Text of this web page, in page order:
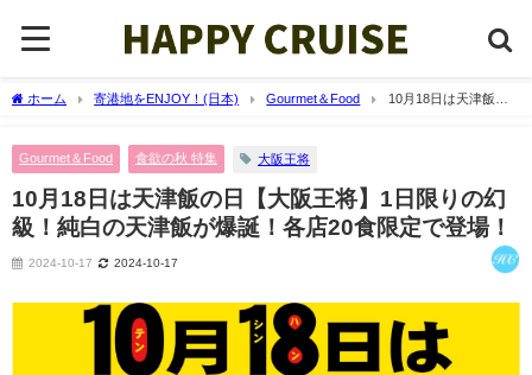
ホーム 寄港地をENJOY！(日本) Gourmet＆Food
10月18日は天津飯の
Gourmet＆Food 食欲の秋 特集 大阪王将
10月18日は天津飯の日【大阪王将】1日限りの幻
級！純白の天津飯が爆誕！各店20食限定で登場！
2024-10-17 2024-10-17